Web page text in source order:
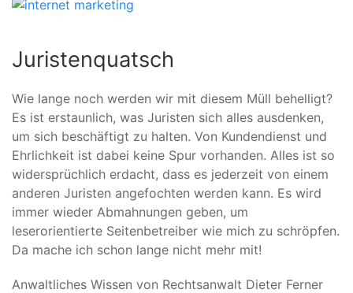
Juristenquatsch
Wie lange noch werden wir mit diesem Müll behelligt?
Es ist erstaunlich, was Juristen sich alles ausdenken,
um sich beschäftigt zu halten. Von Kundendienst und
Ehrlichkeit ist dabei keine Spur vorhanden. Alles ist so
widersprüchlich erdacht, dass es jederzeit von einem
anderen Juristen angefochten werden kann. Es wird
immer wieder Abmahnungen geben, um
leserorientierte Seitenbetreiber wie mich zu schröpfen.
Da mache ich schon lange nicht mehr mit!
Anwaltliches Wissen von Rechtsanwalt Dieter Ferner